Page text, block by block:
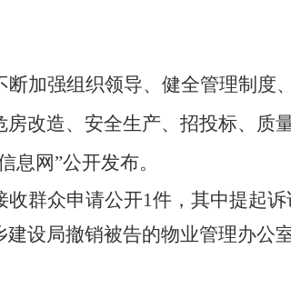
加强组织领导、健全管理制度
改造、安全生产、招投标、质
息网”公开发布。
收群众申请公开1件，其中提起
设局撤销被告的物业管理办公